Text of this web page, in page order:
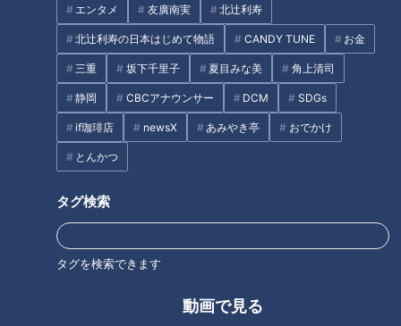
エンタメ 友廣南実 北辻利寿
北辻利寿の日本はじめて物語 CANDY TUNE お金
三重 坂下千里子 夏目みな美 角上清司
静岡 CBCアナウンサー DCM SDGs
if珈琲店 newsX あみやき亭 おでかけ
とんかつ
タグ検索
タグを検索できます
動画で見る
チャント！
オススメ関連コンテンツ
他店より約4割安い⁉ 豊富な海
の幸が激安な「魚太郎」をセレ
ブマダムが大調査
ィ 激安の大型産直市場を徹底